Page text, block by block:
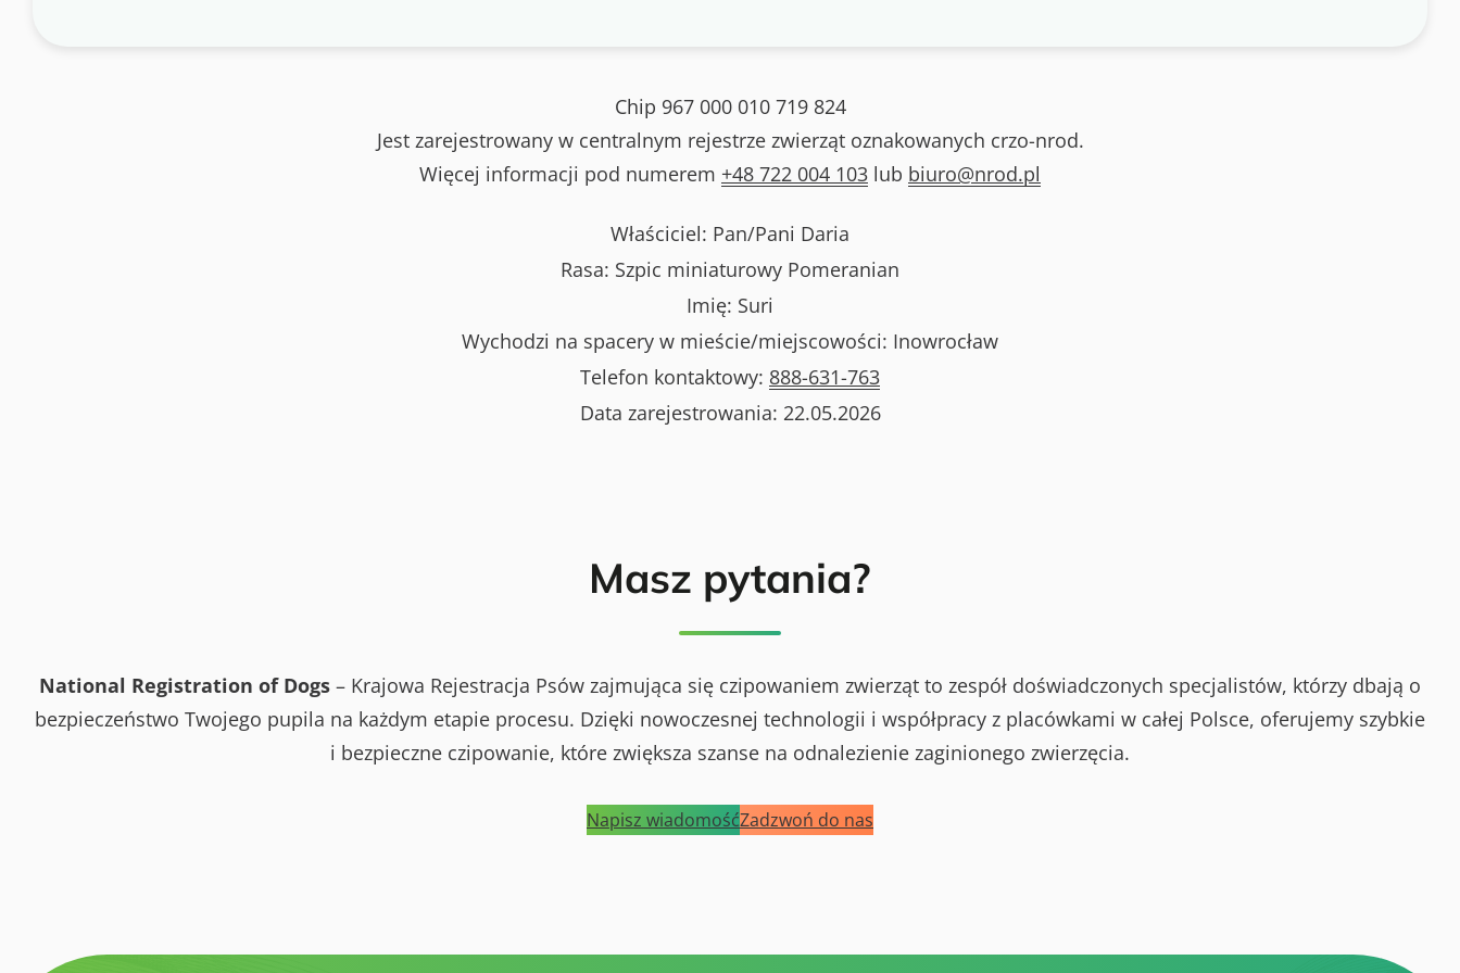
Chip 967 000 010 719 824
Jest zarejestrowany w centralnym rejestrze zwierząt oznakowanych crzo-nrod.
Więcej informacji pod numerem +48 722 004 103 lub biuro@nrod.pl
Właściciel: Pan/Pani Daria
Rasa: Szpic miniaturowy Pomeranian
Imię: Suri
Wychodzi na spacery w mieście/miejscowości: Inowrocław
Telefon kontaktowy: 888-631-763
Data zarejestrowania: 22.05.2026
Masz pytania?
National Registration of Dogs – Krajowa Rejestracja Psów zajmująca się czipowaniem zwierząt to zespół doświadczonych specjalistów, którzy dbają o
bezpieczeństwo Twojego pupila na każdym etapie procesu. Dzięki nowoczesnej technologii i współpracy z placówkami w całej Polsce, oferujemy szybkie
i bezpieczne czipowanie, które zwiększa szanse na odnalezienie zaginionego zwierzęcia.
Napisz wiadomośćZadzwoń do nas